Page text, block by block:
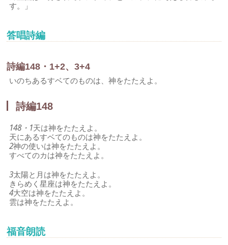
す。」
答唱詩編
詩編148・1+2、3+4
いのちあるすベてのものは、神をたたえよ。
詩編148
148・1天は神をたたえよ。
天にあるすベてのものは神をたたえよ。
2神の使いは神をたたえよ。
すべてのカは神をたたえよ。
3太陽と月は神をたたえよ。
きらめく星座は神をたたえよ。
4大空は神をたたえよ。
雲は神をたたえよ。
福音朗読